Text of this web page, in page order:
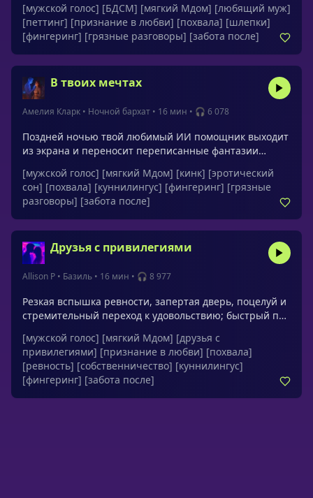
полумраке спальни он превращает усталость в
нежную, но уверенную страсть, показывая, что твоё
удовольствие — главный источник вдохновения. И
пока ты растворяешься в его заботливых
прикосновениях, сердце наполняется теми самыми
«бабочками».Обращения: милая, детка, моя девочка,
малышка, родная, умница, любимая, принцесса,
дорогая, моя маленькая похотливая писательница,
[мужской голос] [БДСМ] [мягкий Мдом] [любящий муж]
[петтинг] [признание в любви] [похвала] [шлепки]
[фингеринг] [грязные разговоры] [забота после]
В твоих мечтах
Амелия Кларк • Ночной бархат • 16 мин • 🎧 6 078
Поздней ночью твой любимый ИИ помощник выходит
из экрана и переносит переписанные фантазии
диктуешь темп и можешь остановить игру в любой
момент. Идеальный сон-эксперимент — безопасный
способ проверить, каково это, когда твоя тайная
мечта оживает.Обращения: милая, малышка, детка,
принцесса, умничка, моя девочка, сладкая девочка,
маленькая похотливая шлюшка, умная малышка.
[мужской голос] [мягкий Мдом] [кинк] [эротический
сон] [похвала] [куннилингус] [фингеринг] [грязные
разговоры] [забота после]
Друзья с привилегиями
Allison P • Базиль • 16 мин • 🎧 8 977
Резкая вспышка ревности, запертая дверь, поцелуй и
стремительный переход к удовольствию; быстрый пик
делам.Обращения: конфетка, сладкая, милая,
любимая, умница
[мужской голос] [мягкий Мдом] [друзья с
привилегиями] [признание в любви] [похвала]
[ревность] [собственничество] [куннилингус]
[фингеринг] [забота после]